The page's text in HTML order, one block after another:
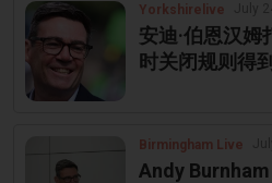
Yorkshirelive
安迪·伯恩汉
时关闭规则得
Birmingham Live
Andy